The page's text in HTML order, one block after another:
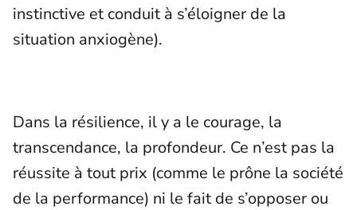
instinctive et conduit à s’éloigner de la
situation anxiogène).
Dans la résilience, il y a le courage, la
transcendance, la profondeur. Ce n’est pas la
réussite à tout prix (comme le prône la société
de la performance) ni le fait de s’opposer ou